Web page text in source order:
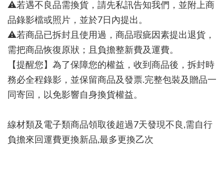
⚠若遇不良品需換貨，請先私訊告知我們，並附上商
品錄影檔或照片，並於7日內提出。
⚠若商品已拆封且使用過，商品瑕疵因素提出退貨，
需把商品恢復原狀；且負擔整新費及運費。
【提醒您】為了保障您的權益，收到商品後，拆封時
務必全程錄影，並保留商品及發票.完整包裝及贈品一
同寄回，以免影響自身換貨權益。
線材類及電子類商品領取後超過7天發現不良,需自行
負擔來回運費更換新品,最多更換乙次